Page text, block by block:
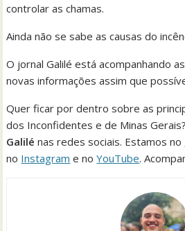
controlar as chamas.
Ainda não se sabe as causas do
O jornal Galilé está acompanhando
novas informações assim que
Quer ficar por dentro sobre as
dos Inconfidentes e de Minas
Galilé nas redes sociais. Estamos no
no Instagram e noYouTube.